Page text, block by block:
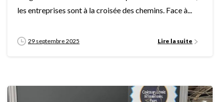
les entreprises sont à la croisée des chemins. Face à...
29 septembre 2025 Lire la suite